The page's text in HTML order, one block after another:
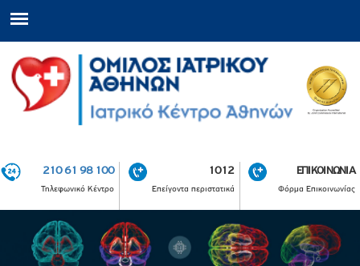
210 61 98 100
Τηλεφωνικό Κέντρο
1012
Επείγοντα περιστατικά
ΕΠΙΚΟΙΝΩΝΙΑ
Φόρμα Επικοινωνίας